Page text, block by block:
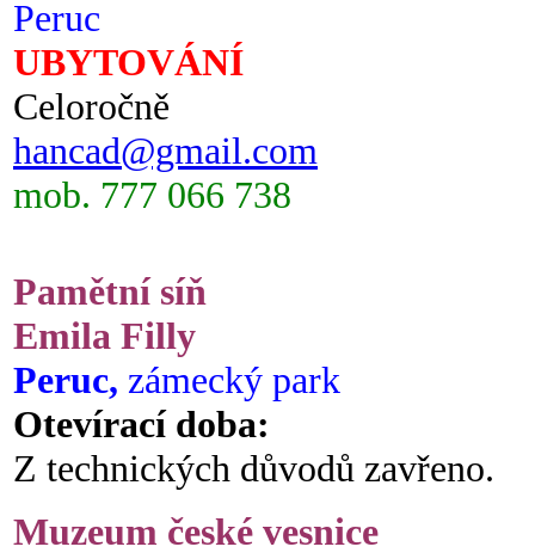
Peruc
UBYTOVÁNÍ
Celoročně
hancad@gmail.com
mob. 777 066 738
Pamětní síň
Emila Filly
Peruc, zámecký park
Otevírací doba:
Z technických důvodů zavřeno.
Muzeum české vesnice